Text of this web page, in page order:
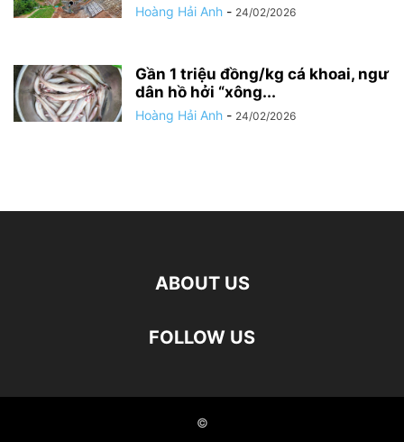
Hoàng Hải Anh - 24/02/2026
Gần 1 triệu đồng/kg cá khoai, ngư
dân hồ hởi “xông...
Hoàng Hải Anh - 24/02/2026
ABOUT US
FOLLOW US
©